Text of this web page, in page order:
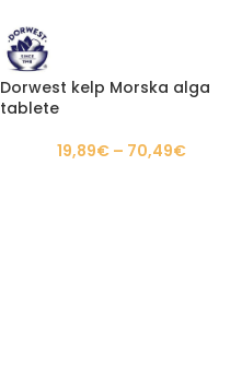
Dorwest kelp Morska alga
tablete
19,89€ – 70,49€